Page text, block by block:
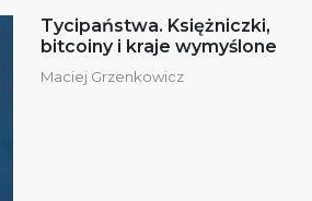
Tycipaństwa. Księżniczki,
bitcoiny i kraje wymyślone
Maciej Grzenkowicz